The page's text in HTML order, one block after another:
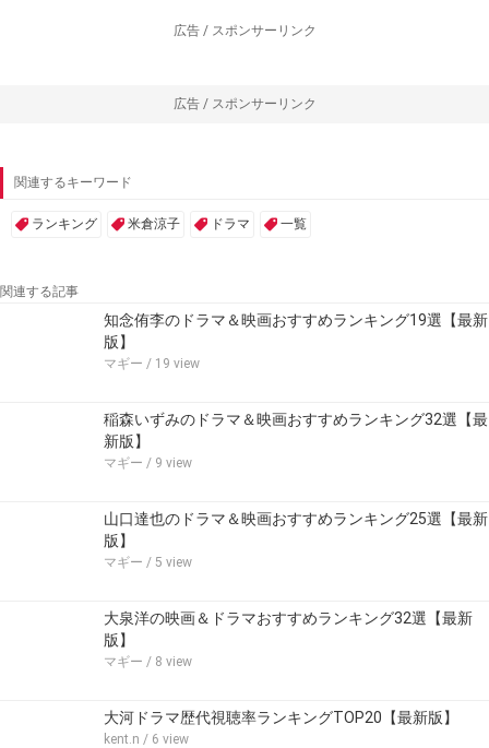
広告 / スポンサーリンク
広告 / スポンサーリンク
関連するキーワード
ランキング 米倉涼子 ドラマ 一覧
関連する記事
知念侑李のドラマ＆映画おすすめランキング19選【最新
版】
マギー / 19 view
稲森いずみのドラマ＆映画おすすめランキング32選【最
新版】
マギー / 9 view
山口達也のドラマ＆映画おすすめランキング25選【最新
版】
マギー / 5 view
大泉洋の映画＆ドラマおすすめランキング32選【最新
版】
マギー / 8 view
大河ドラマ歴代視聴率ランキングTOP20【最新版】
kent.n / 6 view